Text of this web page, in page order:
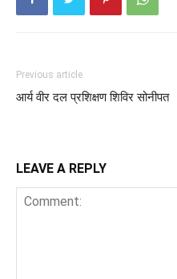
Previous article
आर्य वीर दल प्रशिक्षण शिविर सोनीपत
LEAVE A REPLY